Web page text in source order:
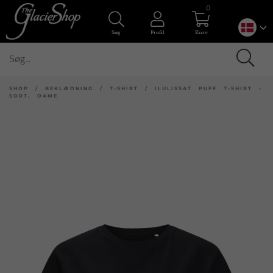
Søg Profil Kurv
0
SHOP / BEKLÆDNING / T-SHIRT / ILULISSAT PUFF T-SHIRT -
SORT, DAME